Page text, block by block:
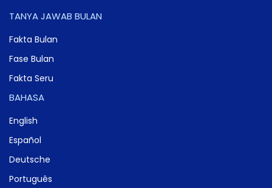
TANYA JAWAB BULAN
Fakta Bulan
Fase Bulan
Fakta Seru
BAHASA
English
Español
Deutsche
Português